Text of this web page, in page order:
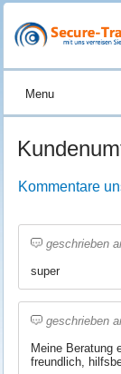
Menu
Kommentare
geschrieben
super
geschrieben
Meine Beratung
freundlich,